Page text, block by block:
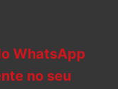
WhatsApp
no seu